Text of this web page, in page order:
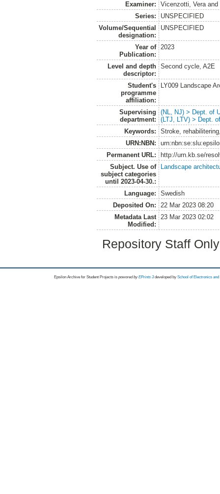
Examiner:
Vicenzotti, Vera and
Series:
UNSPECIFIED
Volume/Sequential
designation:
UNSPECIFIED
Year of
Publication:
2023
Level and depth
descriptor:
Second cycle, A2E
Student's
programme
affiliation:
LY009 Landscape
Supervising
department:
(NL, NJ) > Dept. of
(LTJ, LTV) > Dept.
Keywords:
Stroke,
URN:NBN:
Permanent URL:
http://urn.kb.se/
Subject. Use of
subject categories
until 2023-04-30.:
Landscape
Language:
Swedish
Deposited On:
22 Mar 2023 08:20
Metadata Last
Modified:
23 Mar 2023 02:02
Repository Staff
Epsilon Archive for Student Projects is powored byEPrints 3 developed by School of Electronics